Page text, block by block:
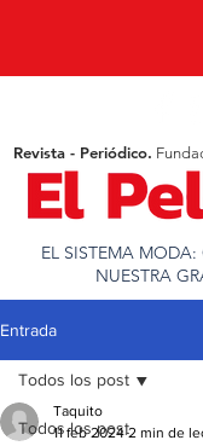
EL SISTEMA
NUESTRA
Revista - Periódico.
Entrada
Todos los post
Todos los post
Taquito
11 feb 2024 2 min de